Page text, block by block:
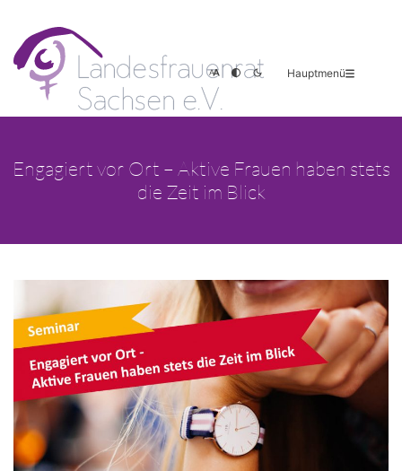
Hauptmenü
Engagiert vor Ort – Aktive Frauen haben stets
die Zeit im Blick